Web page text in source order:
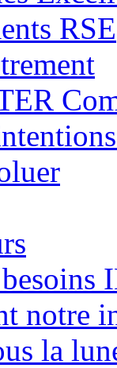
RSE
notre
la